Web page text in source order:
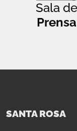
Sala de
Prensa
SANTA ROSA